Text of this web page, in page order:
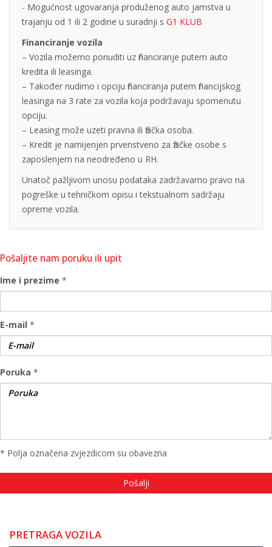
- Mogućnost ugovaranja produženog auto jamstva u
trajanju od 1 ili 2 godine u suradnji s G1 KLUB
Financiranje vozila
– Vozila možemo ponuditi uz financiranje putem auto
kredita ili leasinga.
– Također nudimo i opciju financiranja putem financijskog
leasinga na 3 rate za vozila koja podržavaju spomenutu
opciju.
– Leasing može uzeti pravna ili fizička osoba.
– Kredit je namijenjen prvenstveno za fizičke osobe s
zaposlenjem na neodređeno u RH.
Unatoč pažljivom unosu podataka zadržavamo pravo na
pogreške u tehničkom opisu i tekstualnom sadržaju
opreme vozila.
Pošaljite nam poruku ili upit
Ime i prezime *
E-mail *
Poruka *
* Polja označena zvjezdicom su obavezna
PRETRAGA VOZILA